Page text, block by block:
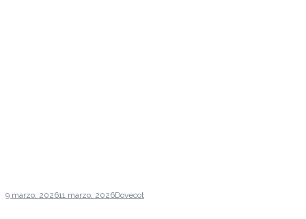
9 marzo, 202611 marzo, 2026Dovecot